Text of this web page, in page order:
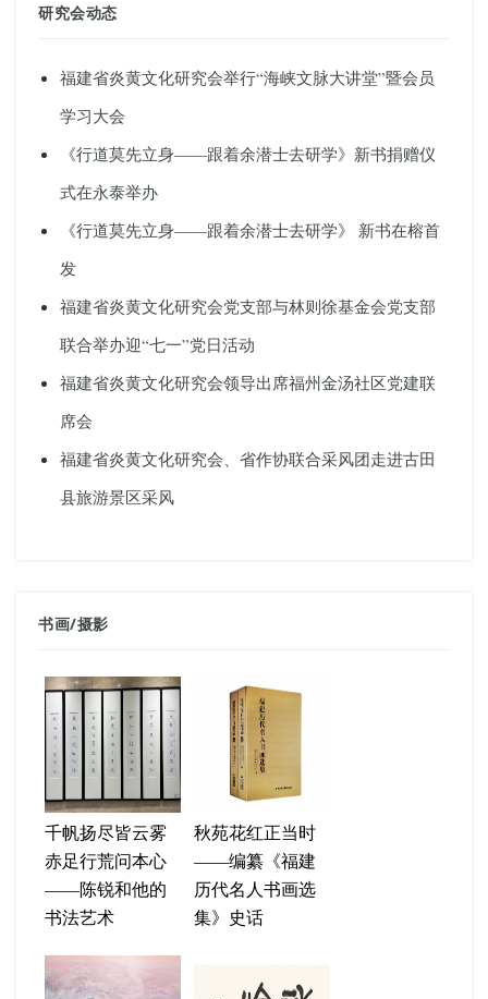
研究会动态
福建省炎黄文化研究会举行“海峡文脉大讲堂”暨会员
学习大会
《行道莫先立身——跟着余潜士去研学》新书捐赠仪
式在永泰举办
《行道莫先立身——跟着余潜士去研学》 新书在榕首
发
福建省炎黄文化研究会党支部与林则徐基金会党支部
联合举办迎“七一”党日活动
福建省炎黄文化研究会领导出席福州金汤社区党建联
席会
福建省炎黄文化研究会、省作协联合采风团走进古田
县旅游景区采风
书画/摄影
千帆扬尽皆云雾
赤足行荒问本心
——陈锐和他的
书法艺术
秋苑花红正当时
——编纂《福建
历代名人书画选
集》史话